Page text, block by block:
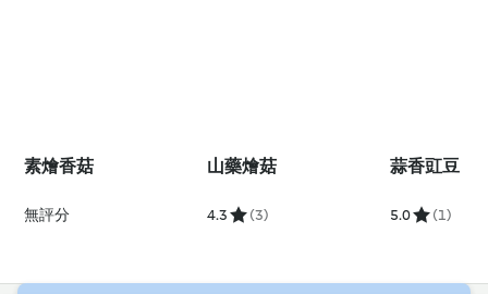
素燴香菇
無評分
山藥燴菇
4.3 (3)
蒜香豇豆
5.0 (1)